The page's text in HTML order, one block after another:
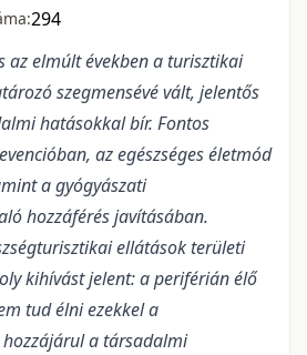
294
az elmúlt években a turisztikai
szegmensévé vált, jelentős
hatásokkal bír. Fontos
az egészséges életmód
a gyógyászati
hozzáférés javításában.
ellátások területi
kihívást jelent: a periférián élő
tud élni ezekkel a
a társadalmi